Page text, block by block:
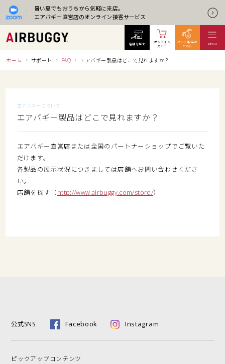
暑い夏でもおうちから気軽に来店。
エアバギー直営店のオンライン接客サービス
ホーム サポート FAQ エアバギー製品はどこで見れますか？
エアバギーについて
エアバギー製品はどこで見れますか？
エアバギー直営店または全国のパートナーショップでご覧いた
だけます。
各製品の展示状況につきましては店舗へお問い合わせくださ
い。
店舗を探す（http://www.airbuggy.com/store/）
公式SNS Facebook Instagram
ピックアップコンテンツ
店舗を探す
オンライン
ストア
ペット製品は
こちら
MENU